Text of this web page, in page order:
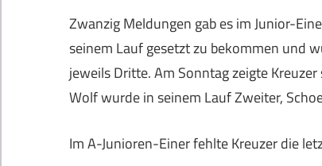
Zwanzig Meldungen gab es im Junior-
seinem Lauf gesetzt zu bekommen und
jeweils Dritte. Am Sonntag zeigte
Wolf wurde in seinem Lauf Zweiter,
Im A-Junioren-Einer fehlte Kreuzer die